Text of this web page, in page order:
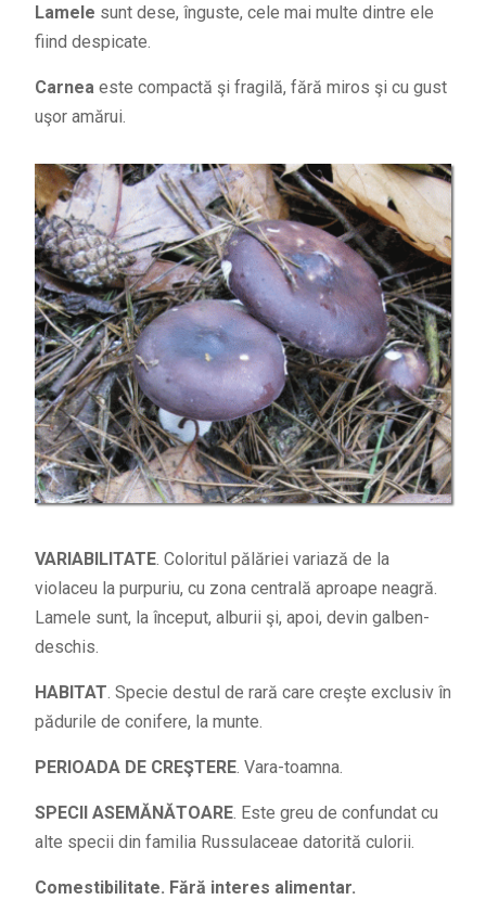
Lamele sunt dese, înguste, cele mai multe dintre ele
fiind despicate.
Carnea este compactă şi fragilă, fără miros şi cu gust
uşor amărui.
VARIABILITATE. Coloritul pălăriei variază de la
violaceu la purpuriu, cu zona centrală aproape neagră.
Lamele sunt, la început, alburii şi, apoi, devin galben-
deschis.
HABITAT . Specie destul de rară care creşte exclusiv în
pădurile de conifere, la munte.
PERIOADA DE CREŞTERE. Vara-toamna.
SPECII ASEMĂNĂTOARE. Este greu de confundat cu
alte specii din familia Russulaceae datorită culorii.
Comestibilitate. Fără interes alimentar.